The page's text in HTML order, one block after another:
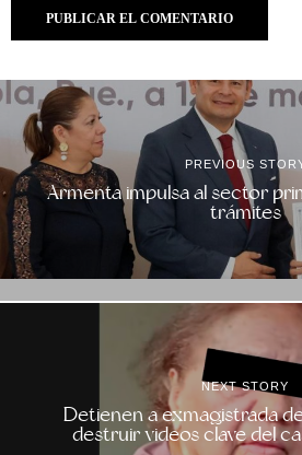
PREVIOUS
Armenta impulsa al sector
trámites
NEXT STORY
Detienen a exmagistrada
destruir videos clave del